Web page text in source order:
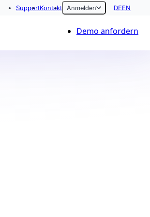
SupportKontakt Anmelden DEEN
Demo anfordern